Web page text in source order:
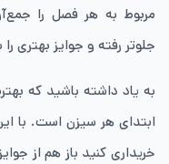
مربوط به هر فصل را
جلوتر رفته و جوایز بهتری را
به یاد داشته باشید که
ابتدای هر سیزن است. با
خریداری کنید باز هم از